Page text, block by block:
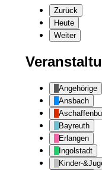
Zurück
Heute
Weiter
Angehörige
Ansbach
Bayreuth
Erlangen
Ingolstadt
Kinder-